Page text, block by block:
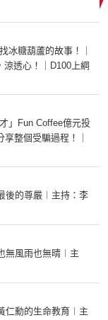
冰糖葫蘆的故事！｜
透心！｜D100上綱
」Fun Coffee億元投
整個受騙過程！｜
後的尊嚴︱主持：李
無風雨也無晴︱主
仁勳的生命教育︱主